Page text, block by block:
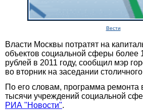
Вести
Власти Москвы потратят на
объектов социальной сферы более
рублей в 2011 году, сообщил мэр
во вторник на заседании
По его словам, программа ремонта
тысячи учреждений социальной
РИА "Новости".